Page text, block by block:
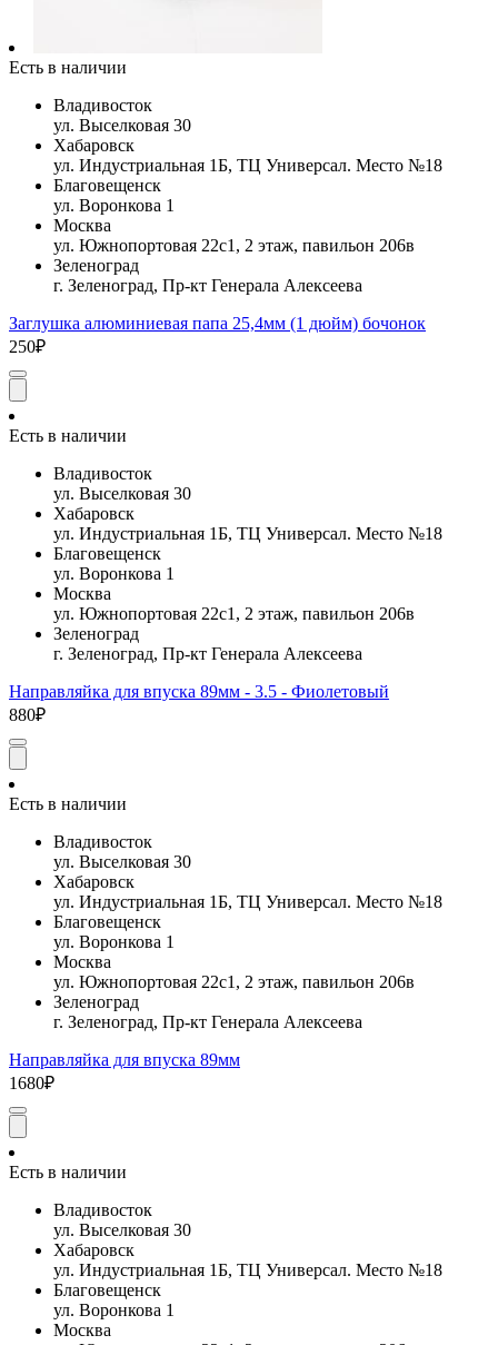
Есть в наличии
Владивосток
ул. Выселковая 30
Хабаровск
ул. Индустриальная 1Б, ТЦ Универсал. Место №18
Благовещенск
ул. Воронкова 1
Москва
ул. Южнопортовая 22с1, 2 этаж, павильон 206в
Зеленоград
г. Зеленоград, Пр-кт Генерала Алексеева
Заглушка алюминиевая папа 25,4мм (1 дюйм) бочонок
250₽
Есть в наличии
Владивосток
ул. Выселковая 30
Хабаровск
ул. Индустриальная 1Б, ТЦ Универсал. Место №18
Благовещенск
ул. Воронкова 1
Москва
ул. Южнопортовая 22с1, 2 этаж, павильон 206в
Зеленоград
г. Зеленоград, Пр-кт Генерала Алексеева
Направляйка для впуска 89мм - 3.5 - Фиолетовый
880₽
Есть в наличии
Владивосток
ул. Выселковая 30
Хабаровск
ул. Индустриальная 1Б, ТЦ Универсал. Место №18
Благовещенск
ул. Воронкова 1
Москва
ул. Южнопортовая 22с1, 2 этаж, павильон 206в
Зеленоград
г. Зеленоград, Пр-кт Генерала Алексеева
Направляйка для впуска 89мм
1680₽
Есть в наличии
Владивосток
ул. Выселковая 30
Хабаровск
ул. Индустриальная 1Б, ТЦ Универсал. Место №18
Благовещенск
ул. Воронкова 1
Москва